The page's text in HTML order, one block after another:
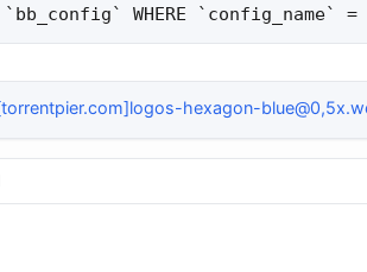
`bb_config` WHERE
hexagon-